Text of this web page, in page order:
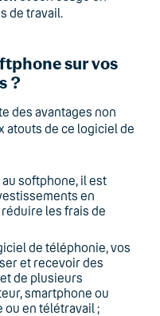
de travail.
sur vos
?
des avantages non
atouts de ce logiciel de
softphone, il est
en
les frais de
de téléphonie, vos
et recevoir des
de plusieurs
smartphone ou
en télétravail ;